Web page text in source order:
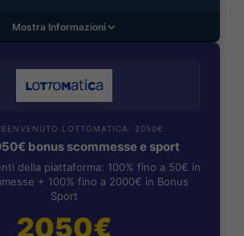
Mostra Informazioni
LOTTOMATICA: 2050€
bonus scommesse e sport
della piattaforma: 100% fino a 50€ in
+ 100% fino a 2000€ in Bonus
Sport
2050€